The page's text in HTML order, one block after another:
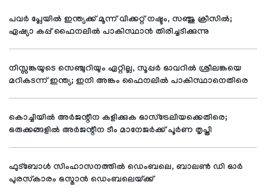
പവര്‍ പ്ലേയില്‍ ഇന്ത്യക്ക് മൂന്ന് വിക്കറ്റ് നഷ്ടം, സഞ്ജു ക്രീസില്‍;
ഏഷ്യാ കപ്പ് ഫൈനലില്‍ പാകിസ്ഥാന്‍ തിരിച്ചടിക്കുന്നു
നിസ്സങ്കയുടെ സെഞ്ചുറിയും ഏറ്റില്ല, സൂപ്പര്‍ ഓവറില്‍ ശ്രീലങ്കയെ
മറികടന്ന് ഇന്ത്യ; ഇനി അങ്കം ഫൈനലില്‍ പാകിസ്ഥാനെതിരെ
കൊച്ചിയില്‍ അര്‍ജന്റീന കളിക്കുക ഓസ്‌ട്രേലിയക്കെതിരെ;
ഒരുക്കങ്ങളില്‍ അര്‍ജന്റീന ടീം മാനേജര്‍ക്ക് പൂര്‍ണ തൃപ്തി
ഫുട്ബോൾ സിംഹാസനത്തിൽ ഡെംബലെ, ബാലൺ ഡി ഓർ
പുരസ്കാരം ഒസ്മാൻ ഡെംബലെയ്ക്ക്